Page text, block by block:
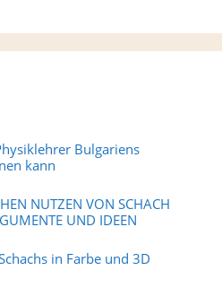
Bulgariens
kann
NUTZEN VON SCHACH
UND IDEEN
in Farbe und 3D